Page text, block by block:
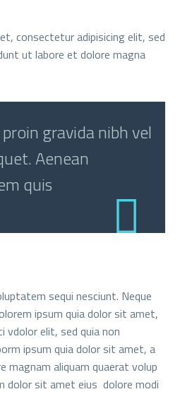
consectetur adipisicing elit, sed
ut labore et dolore magna
gravida nibh vel
Aenean
quis
sequi nesciunt. Neque
ipsum quia dolor sit amet,
vdolor elit, sed quia non
ipsum quia dolor sit amet, a
magnam aliquam quaerat volup
dolor sit amet eius dolore modi